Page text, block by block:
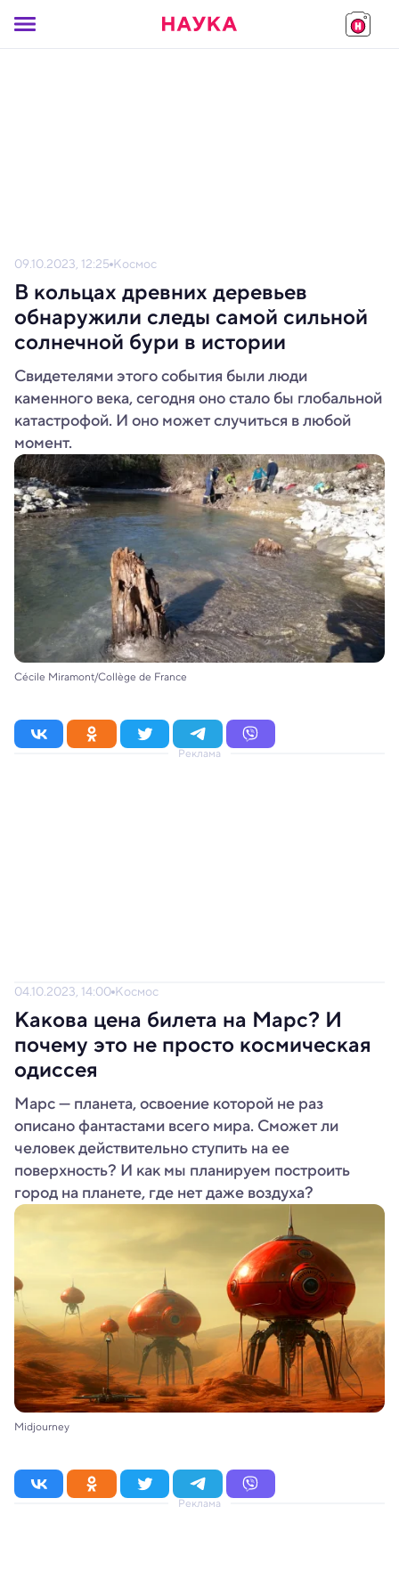
09.10.2023, 12:25 Космос
В кольцах древних деревьев
обнаружили следы самой сильной
солнечной бури в истории
Свидетелями этого события были люди
каменного века, сегодня оно стало бы глобальной
катастрофой. И оно может случиться в любой
момент.
Cécile Miramont/Collège de France
Реклама
04.10.2023, 14:00 Космос
Какова цена билета на Марс? И
почему это не просто космическая
одиссея
Марс — планета, освоение которой не раз
описано фантастами всего мира. Сможет ли
человек действительно ступить на ее
поверхность? И как мы планируем построить
город на планете, где нет даже воздуха?
Midjourney
Реклама